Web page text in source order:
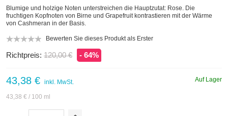
Blumige und holzige Noten unterstreichen die Hauptzutat: Rose. Die
fruchtigen Kopfnoten von Birne und Grapefruit kontrastieren mit der Wärme
von Cashmeran in der Basis.
Bewerten Sie dieses Produkt als Erster
Richtpreis: 120,00 € - 64%
Auf Lager
43,38 € inkl. MwSt.
43,38 € / 100 ml